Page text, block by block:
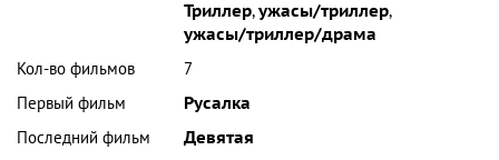
Триллер,ужасы/триллер,
ужасы/триллер/драма
Кол-во фильмов
7
Первый фильм
Русалка
Последний фильм
Девятая